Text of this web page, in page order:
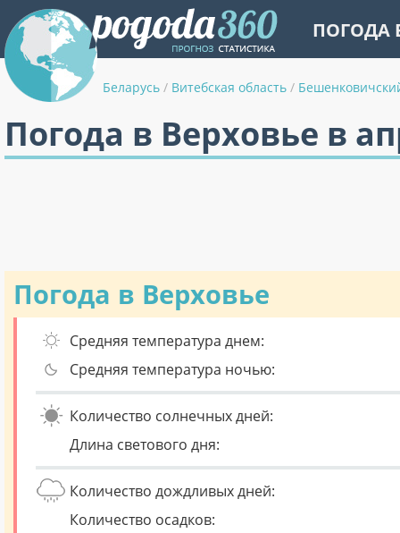
ПОГОДА
Беларусь / Витебская область /
Погода в Верховье в
Погода в Верховье
Средняя температура днем:
Средняя температура ночью:
Количество солнечных дней:
Длина светового дня:
Количество дождливых дней:
Количество осадков: